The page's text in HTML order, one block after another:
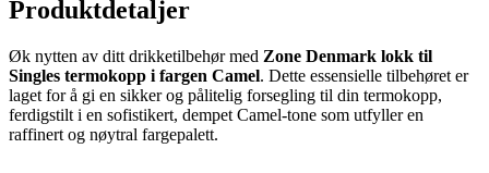
Produktdetaljer
Øk nytten av ditt drikketilbehør med Zone Denmark lokk til
Singles termokopp i fargen Camel. Dette essensielle tilbehøret er
laget for å gi en sikker og pålitelig forsegling til din termokopp,
ferdigstilt i en sofistikert, dempet Camel-tone som utfyller en
raffinert og nøytral fargepalett.